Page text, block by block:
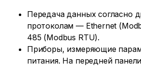
Передача данных согласно
протоколам — Ethernet
485 (Modbus RTU).
Приборы, измеряющие
питания. На передней